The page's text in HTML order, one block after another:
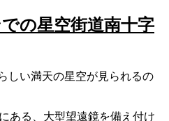
の星空街道南十字
しい満天の星空が見られるの
ある、大型望遠鏡を備え付け